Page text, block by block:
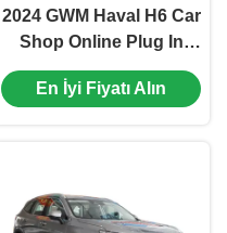
2024 GWM Haval H6 Car
Shop Online Plug In
Hybrid SUV 1.5T DHT
PHEV En yüksek motor
En İyi Fiyatı Alın